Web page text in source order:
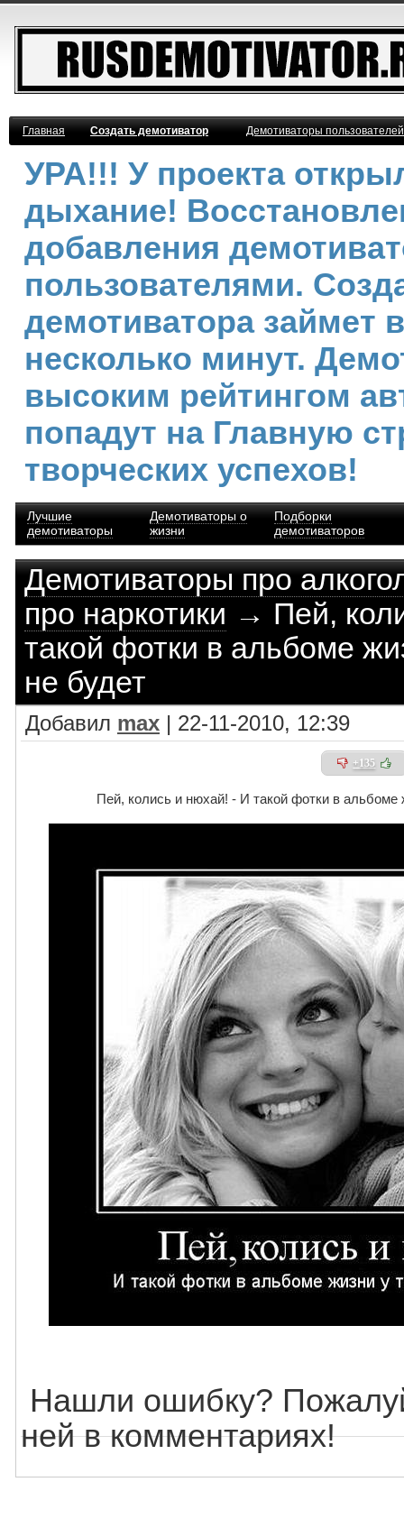
Главная Создать демотиватор Демотиваторы
УРА!!! У проекта
дыхание!
добавления
пользователями.
демотиватора займет
несколько минут.
высоким рейтингом
попадут на Главную
творческих успехов!
Лучшие
демотиваторы
Демотиваторы о
жизни
Подборки
демотиваторов
Демотиваторы про
про наркотики → Пей,
такой фотки в альбоме
не будет
Добавил max | 22-11-2010, 12:39
+135
Пей, колись и нюхай! - И такой фотки в альбоме
Нашли ошибку?
ней в комментариях!